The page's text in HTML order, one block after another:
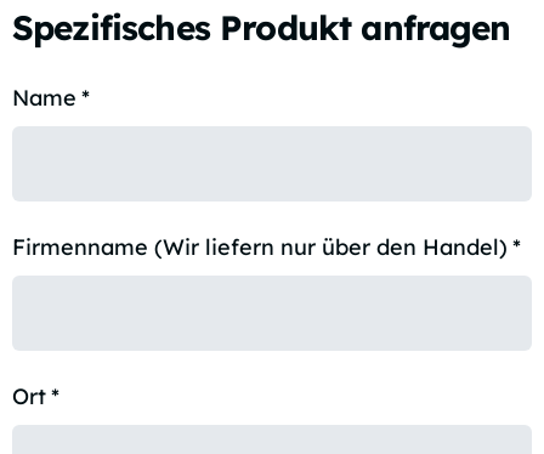
Spezifisches Produkt anfragen
Name *
Firmenname (Wir liefern nur über den Handel) *
Ort*